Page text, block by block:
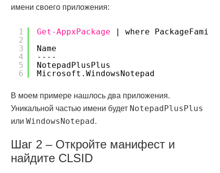
имени своего приложения:
1
2
3
4
5
6
Get-AppxPackage
| where
Name
----
NotepadPlusPlus
Microsoft.WindowsNotepad
В моем примере нашлось два приложения.
Уникальной частью имени будет NotepadPlusPlus
илиWindowsNotepad.
Шаг 2 – Откройте манифест и
найдите CLSID